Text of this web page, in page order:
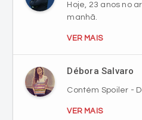
Hoje, 23 anos no
manhã.
VER MAIS
Débora Salvaro
Contém Spoiler -
VER MAIS